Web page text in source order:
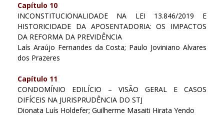
Capítulo 10
INCONSTITUCIONALIDADE NA LEI 13.846/2019 E
HISTORICIDADE DA APOSENTADORIA: OS IMPACTOS
DA REFORMA DA PREVIDÊNCIA
Laís Araújo Fernandes da Costa; Paulo Joviniano Alvares
dos Prazeres
Capítulo 11
CONDOMÍNIO EDILÍCIO – VISÃO GERAL E CASOS
DIFÍCEIS NA JURISPRUDÊNCIA DO STJ
Dionata Luís Holdefer; Guilherme Masaiti Hirata Yendo